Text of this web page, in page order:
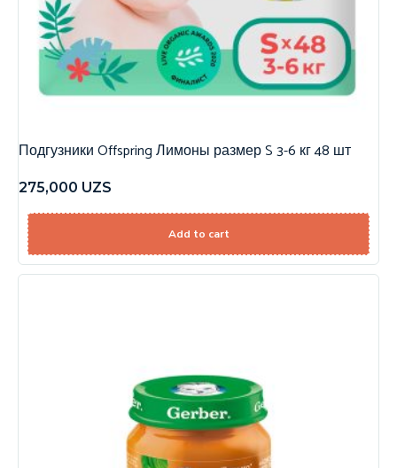
Подгузники Offspring Лимоны размер S 3-6 кг 48 шт
275,000 UZS
Add to cart